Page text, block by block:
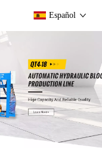
Español